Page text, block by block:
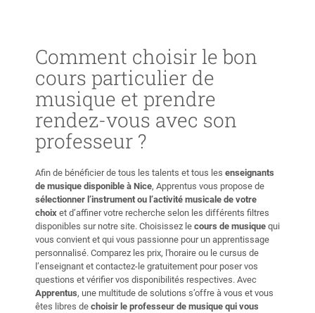
Comment choisir le bon
cours particulier de
musique et prendre
rendez-vous avec son
professeur ?
Afin de bénéficier de tous les talents et tous les enseignants
de musique disponible à Nice, Apprentus vous propose de
sélectionner l’instrument ou l’activité musicale de votre
choix et d’affiner votre recherche selon les différents filtres
disponibles sur notre site. Choisissez le cours de musique qui
vous convient et qui vous passionne pour un apprentissage
personnalisé. Comparez les prix, l'horaire ou le cursus de
l’enseignant et contactez-le gratuitement pour poser vos
questions et vérifier vos disponibilités respectives. Avec
Apprentus, une multitude de solutions s’offre à vous et vous
êtes libres de choisir le professeur de musique qui vous